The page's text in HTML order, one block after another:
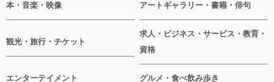
本・音楽・映像 アートギャラリー・書籍・俳句
観光・旅行・チケット
求人・ビジネス・サービス・教育・
資格
エンターテイメント グルメ・食べ飲み歩き